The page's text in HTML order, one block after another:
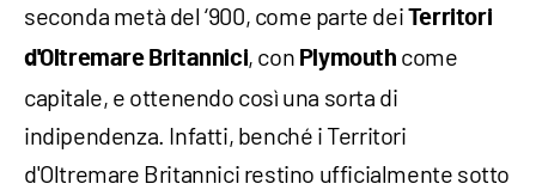
seconda metà del ‘900, come parte dei Territori
d'Oltremare Britannici, con Plymouth come
capitale, e ottenendo così una sorta di
indipendenza. Infatti, benché i Territori
d'Oltremare Britannici restino ufficialmente sotto